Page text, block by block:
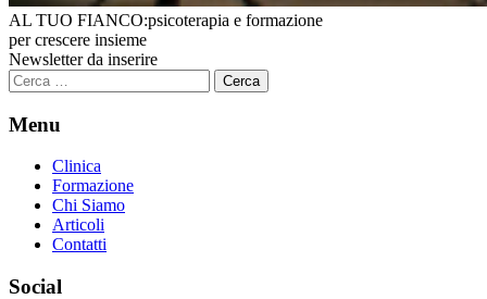
AL TUO FIANCO:psicoterapia e formazione
per crescere insieme
Newsletter da inserire
Ricerca
per:
Menu
Clinica
Formazione
Chi Siamo
Articoli
Contatti
Social